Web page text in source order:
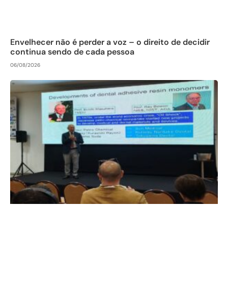
Envelhecer não é perder a voz – o direito de decidir
continua sendo de cada pessoa
06/08/2026